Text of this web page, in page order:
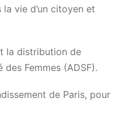
vie d’un citoyen et
la distribution de
Femmes (ADSF).
de Paris, pour